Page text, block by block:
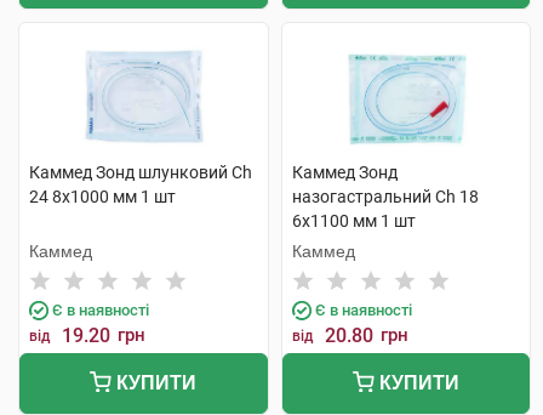
Каммед Зонд шлунковий Ch
24 8х1000 мм 1 шт
Каммед
Є в наявності
від 19.20 грн
КУПИТИ
Каммед Зонд
назогастральний Ch 18
6х1100 мм 1 шт
Каммед
Є в наявності
від 20.80 грн
КУПИТИ